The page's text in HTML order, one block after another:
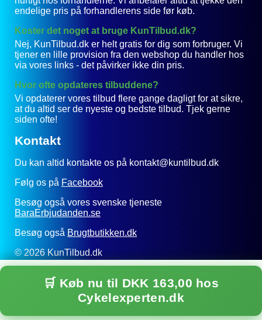
🛒 Køb nu til DKK 163,00 hos
Cykelexperten.dk
endelige pris på forhandlerens side før køb.
Koster det noget at bruge KunTilbud.dk?
Nej, KunTilbud.dk er helt gratis for dig som forbruger. Vi
tjener en lille provision fra den webshop du handler hos
via vores links - det påvirker ikke din pris.
Hvor ofte opdateres tilbuddene?
Vi opdaterer vores tilbud flere gange dagligt for at sikre,
at du altid ser de nyeste og bedste tilbud. Tjek gerne
siden ofte!
Kontakt
Du kan altid kontakte os på kontakt@kuntilbud.dk
Følg os på Facebook
Besøg også vores svenske tjeneste
BaraErbjudanden.se
Besøg også Brugtbutikken.dk
© 2026 KunTilbud.dk